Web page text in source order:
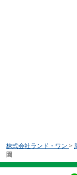
株式会社ランド・ワン >
園